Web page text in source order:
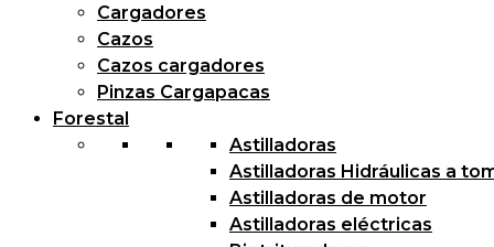
Cargadores
Cazos
Cazos cargadores
Pinzas Cargapacas
Forestal
Astilladoras
Astilladoras Hidráulicas a
Astilladoras de motor
Astilladoras eléctricas